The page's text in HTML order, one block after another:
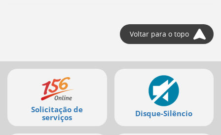
Voltar para o topo
Mais
serviços
Solicitação de
serviços
Disque-Silêncio